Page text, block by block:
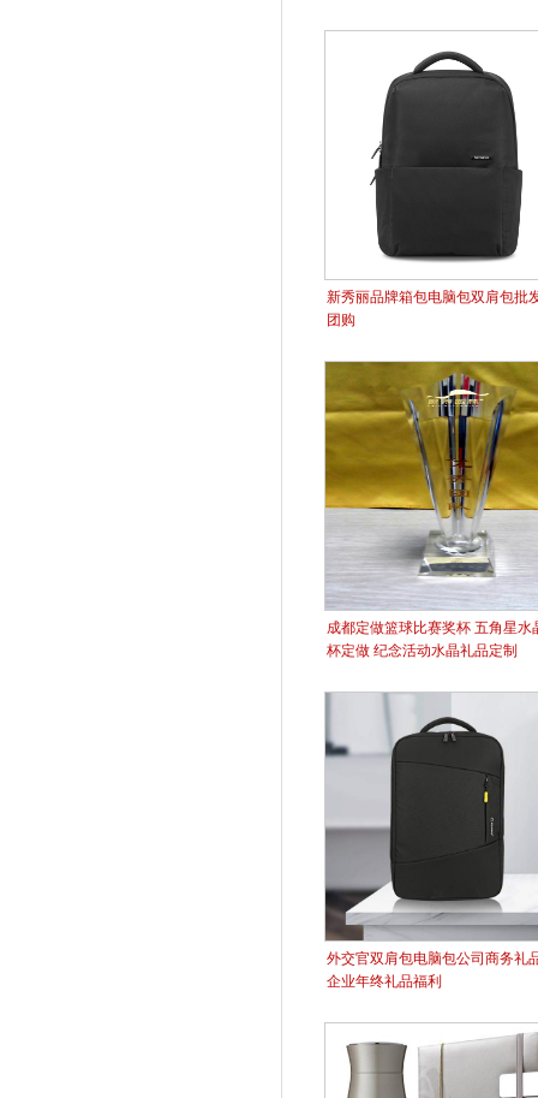
新秀丽品牌箱包电脑包双肩包批
团购
成都定做篮球比赛奖杯 五角星水
杯定做 纪念活动水晶礼品定制
外交官双肩包电脑包公司商务礼
企业年终礼品福利